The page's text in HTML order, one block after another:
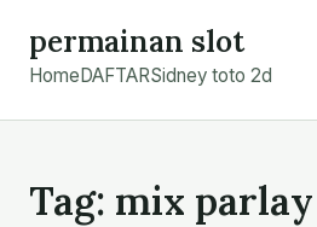
content
permainan slot
Home DAFTARSidney toto 2d
Tag: mix parlay